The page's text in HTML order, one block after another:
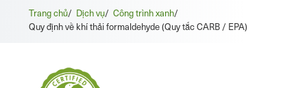
Trang chủ/ Dịch vụ/ Công trình xanh/
Quy định về khí thải formaldehyde (Quy tắc CARB / EPA)